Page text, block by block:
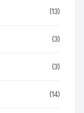
(13)
(3)
(3)
(14)